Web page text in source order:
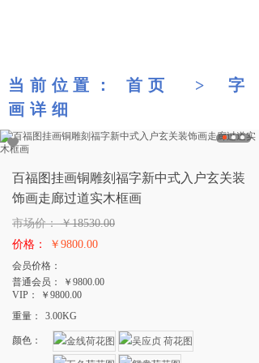
当前位置 ： 首页 >字
画详细
百福图挂画铜雕刻福字新中式入户玄关装
饰画走廊过道实木框画
市场价： ￥18530.00
价格：
￥9800.00
会员价格：
普通会员：
￥9800.00
VIP：
￥9800.00
重量：
3.00KG
颜色：